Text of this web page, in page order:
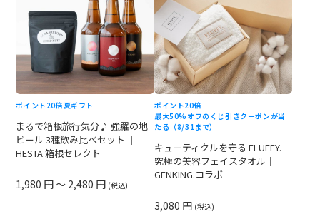
ポイント20倍 夏ギフト
まるで箱根旅行気分♪ 強羅の地
ビール 3種飲み比べセット ｜
HESTA 箱根セレクト
1,980 円 ～ 2,480 円 (税込)
ポイント20倍
最大50%オフのくじ引きクーポンが当
たる（8/31まで）
キューティクルを守る FLUFFY.
究極の美容フェイスタオル｜
GENKING.コラボ
3,080 円 (税込)